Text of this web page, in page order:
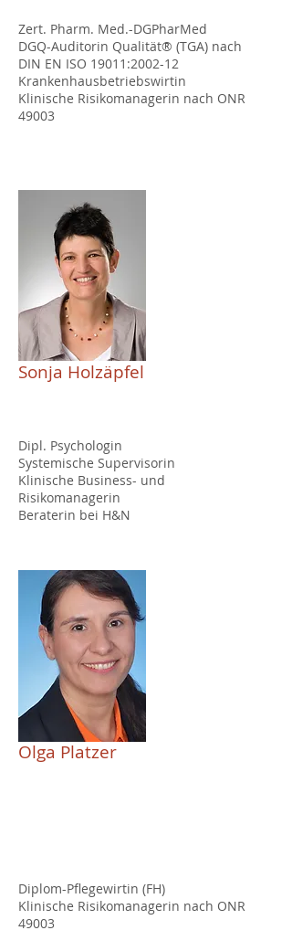
Zert. Pharm. Med.-DGPharMed
DGQ-Auditorin Qualität® (TGA) nach
DIN EN ISO 19011:2002-12
Krankenhausbetriebswirtin
Klinische Risikomanagerin nach ONR
49003
Sonja Holzäpfel
Dipl. Psychologin
Systemische Supervisorin
Klinische Business- und
Risikomanagerin
Beraterin bei H&N
Olga Platzer
Diplom-Pflegewirtin (FH)
Klinische Risikomanagerin nach ONR
49003